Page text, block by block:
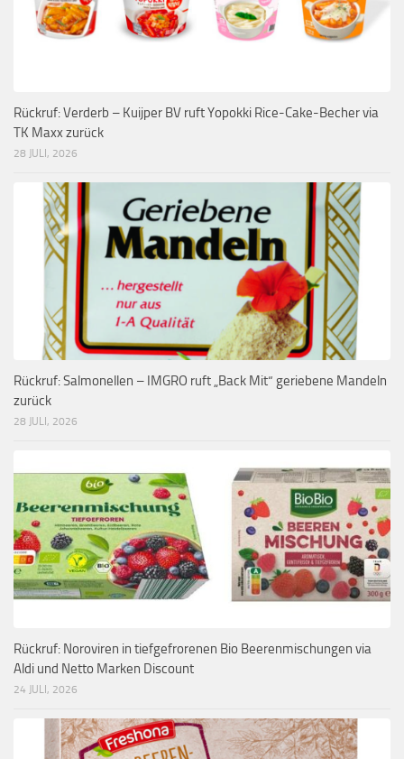
Rückruf: Verderb – Kuijper BV ruft Yopokki Rice-Cake-Becher via
TK Maxx zurück
28 JULI, 2026
Rückruf: Salmonellen – IMGRO ruft „Back Mit“ geriebene Mandeln
zurück
28 JULI, 2026
Rückruf: Noroviren in tiefgefrorenen Bio Beerenmischungen via
Aldi und Netto Marken Discount
24 JULI, 2026